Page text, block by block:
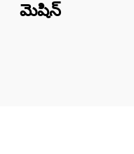
మెషిన్